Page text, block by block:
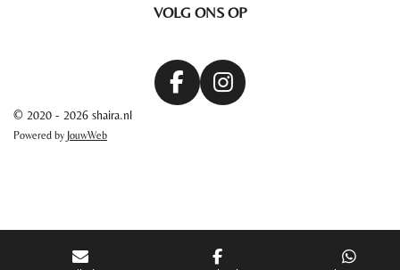
VOLG ONS OP
F
I
m
© 2020 - 2026 shaira.nl
Powered by JouwWeb